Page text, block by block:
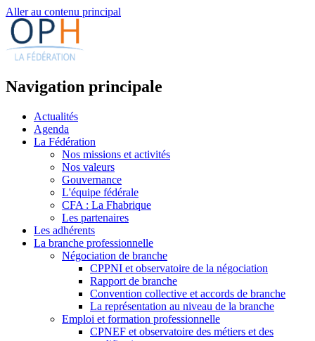
Aller au contenu principal
Navigation principale
Actualités
Agenda
La Fédération
Nos missions et activités
Nos valeurs
Gouvernance
L'équipe fédérale
CFA : La Fhabrique
Les partenaires
Les adhérents
La branche professionnelle
Négociation de branche
CPPNI et observatoire de la négociation
Rapport de branche
Convention collective et accords de branche
La représentation au niveau de la branche
Emploi et formation professionnelle
CPNEF et observatoire des métiers et des